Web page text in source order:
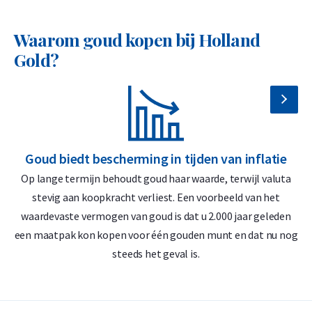
Wereldwijd verhandelbaar
Befaamd ontwerp: Lady Liberty en American Eagle
22-karaats goud met zilver en koper voor extra
Levering & verpakking 1/10 troy ounce
gouden American Eagle
Verzekerde verzending of afhalen op afspraak in Alkmaar,
Waarom goud kopen bij Holland
Gold?
Goud biedt bescherming in tijden van inflatie
Op lange termijn behoudt goud haar waarde, terwijl valuta
stevig aan koopkracht verliest. Een voorbeeld van het
waardevaste vermogen van goud is dat u 2.000 jaar geleden
een maatpak kon kopen voor één gouden munt en dat nu nog
steeds het geval is.